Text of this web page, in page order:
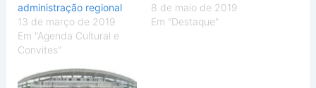
administração regional
13 de março de 2019
Em "Agenda Cultural e
Convites"
8 de maio de 2019
Em "Destaque"